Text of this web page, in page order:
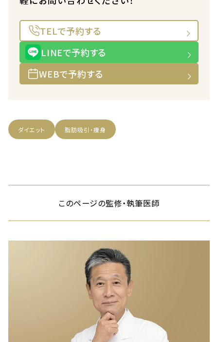
TELで予約する
LINEで予約する
WEBで予約する
ダイエット 脂肪吸引・痩身
このページの監修・執筆医師